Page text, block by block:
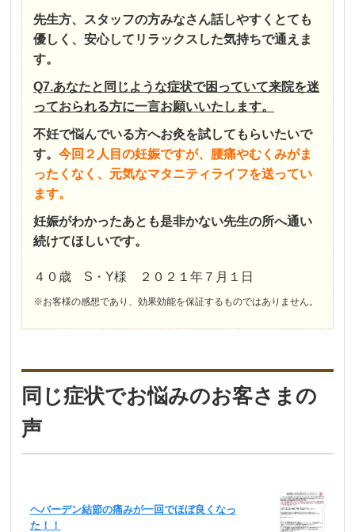
先生方、スタッフの方みなさん話しやすくとても
優しく、安心してリラックスした気持ちで通えま
す。
Q7.あなたと同じような症状で困っていて来院を迷
っておられる方に一言お願いいたします。
不妊で悩んでいる方へお灸を試してもらいたいで
す。今回２人目の妊娠ですが、腰痛やむくみがま
ったくなく、元気なマタニティライフを送ってい
ます。
妊娠がわかったあとも是非かない先生の所へ通い
続けてほしいです。
４０歳 S・Y様 ２０２１年７月１日
※お客様の感想であり、効果効能を保証するものではありません。
同じ症状でお悩みのお客さまの
声
ヘバーデン結節の痛みが一回でほぼ良くなっ
た！！